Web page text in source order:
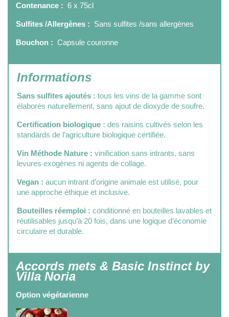
Contenance : 6 x 75cl
Sulfites /Allergènes : Sans sulfites /sans allergènes
Bouchon : Capsule couronne
Informations
Sans sulfites ajoutés : tous les vins de la gamme sont
élaborés naturellement, sans ajout de dioxyde de soufre.
Certification biologique : des raisins cultivés selon les
standards de l’agriculture biologique certifiée.
Vin Méthode Nature : vinification sans intrants, sans
levures exogènes ni agents de collage.
Vegan : aucun intrant d’origine animale est utilisé, pour
une approche éthique et inclusive.
Bouteilles réemploi : conditionné en bouteilles lavables et
réutilisables jusqu’à 20 fois, dans une logique d’économie
circulaire et durable.
Accords mets & Basic Instinct by
Villa Noria
Option végétarienne